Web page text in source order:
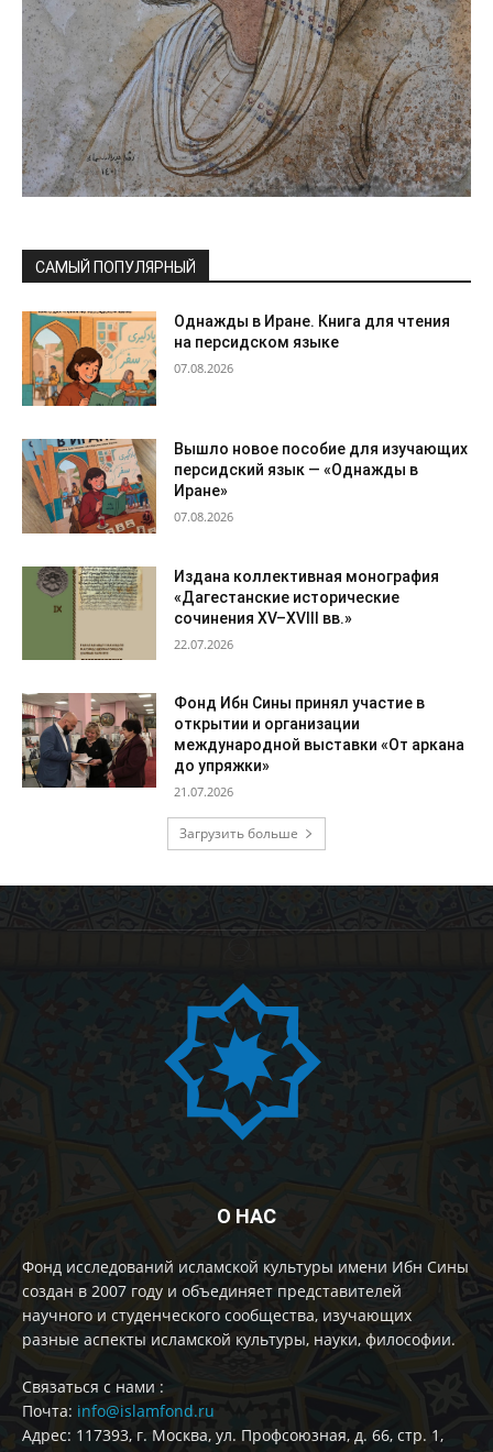
САМЫЙ ПОПУЛЯРНЫЙ
Однажды в Иране. Книга для чтения
на персидском языке
07.08.2026
Вышло новое пособие для изучающих
персидский язык — «Однажды в
Иране»
07.08.2026
Издана коллективная монография
«Дагестанские исторические
сочинения XV–XVIII вв.»
22.07.2026
Фонд Ибн Сины принял участие в
открытии и организации
международной выставки «От аркана
до упряжки»
21.07.2026
Загрузить больше
О НАС
Фонд исследований исламской культуры имени Ибн Сины
создан в 2007 году и объединяет представителей
научного и студенческого сообщества, изучающих
разные аспекты исламской культуры, науки, философии.
Cвязаться с нами :
Почта: info@islamfond.ru
Адрес: 117393, г. Москва, ул. Профсоюзная, д. 66, стр. 1,